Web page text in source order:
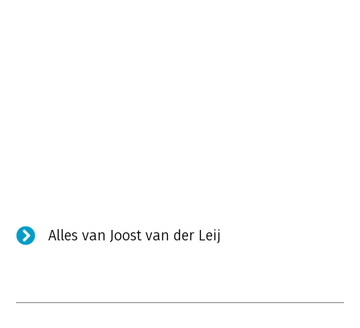
Alles van Joost van der Leij